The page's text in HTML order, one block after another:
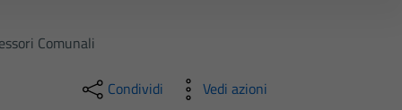
Comunali
Condividi Vedi azioni